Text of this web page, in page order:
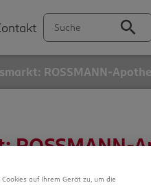
ROSSMANN-
auf Ihrem Gerät zu, um die